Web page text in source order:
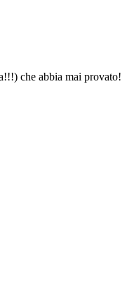
che abbia mai provato!